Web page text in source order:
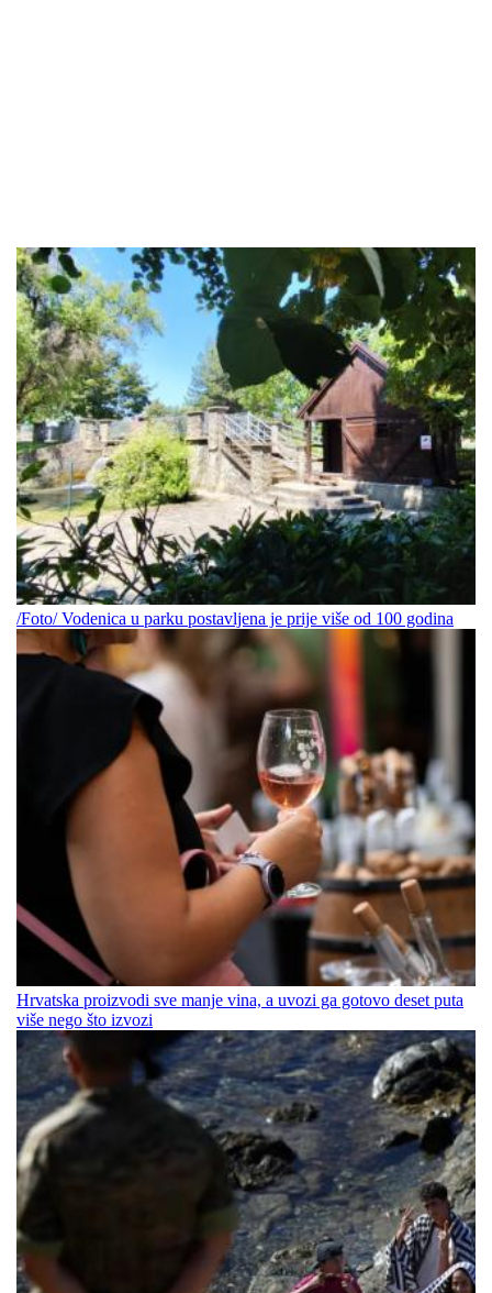
/Foto/ Vodenica u parku postavljena je prije više od 100 godina
Hrvatska proizvodi sve manje vina, a uvozi ga gotovo deset puta
više nego što izvozi